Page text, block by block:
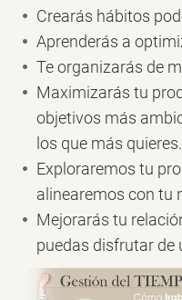
Crearás hábitos
Aprenderás a
Te organizarás de
Maximizarás tu
objetivos más
los que más quieres.
Exploraremos tu
alinearemos con tu
Mejorarás tu
puedas disfrutar de